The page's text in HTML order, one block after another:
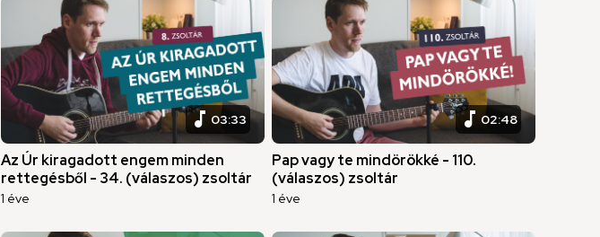
music_note 03:33
Az Úr kiragadott engem minden
rettegésből - 34. (válaszos) zsoltár
1 éve
music_note 02:48
Pap vagy te mindörökké - 110.
(válaszos) zsoltár
1 éve